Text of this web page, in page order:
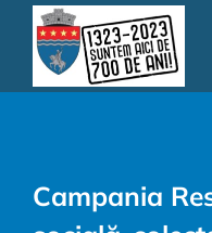
content
Campania